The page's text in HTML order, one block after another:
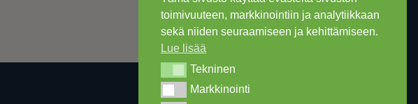
toimivuuteen, markkinointiin ja analytiikkaan
sekä niiden seuraamiseen ja kehittämiseen.
Lue lisää
TekninenTekninen
MarkkinointiMarkkinointi